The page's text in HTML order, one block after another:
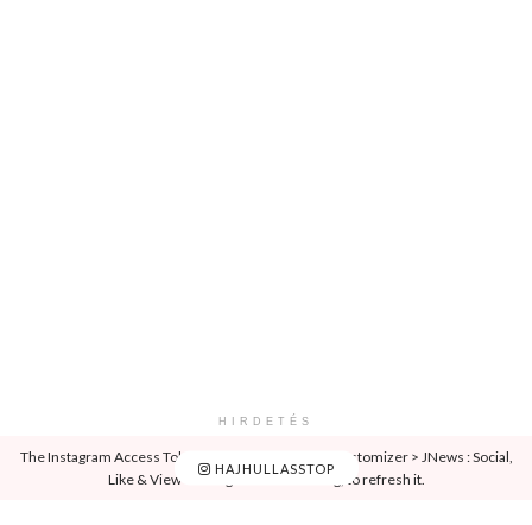
HIRDETÉS
HAJHULLASSTOP
The Instagram Access Token is expired, Go to the Customizer > JNews : Social,
Like & View > Instagram Feed Setting, to refresh it.